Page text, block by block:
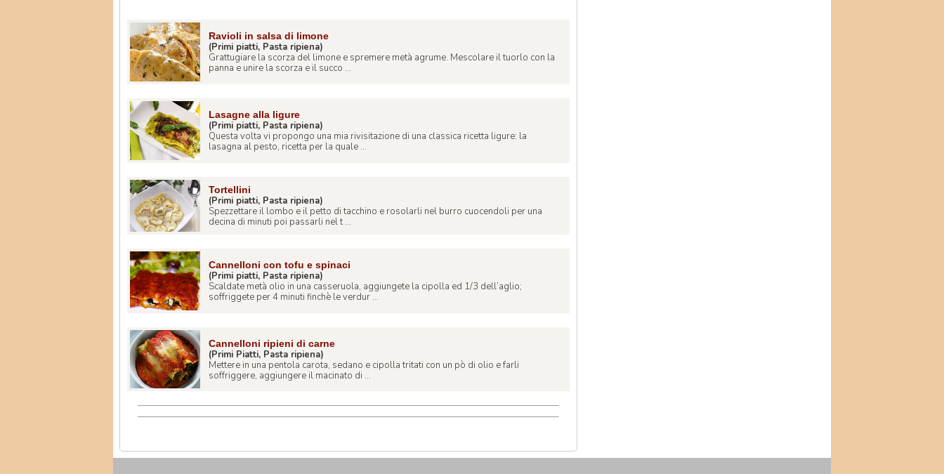
Ravioli in salsa di limone
(Primi piatti, Pasta ripiena)
Grattugiare la scorza del limone e spremere metà agrume. Mescolare il tuorlo con la
panna e unire la scorza e il succo ...
Lasagne alla ligure
(Primi piatti, Pasta ripiena)
Questa volta vi propongo una mia rivisitazione di una classica ricetta ligure: la
lasagna al pesto, ricetta per la quale ...
Tortellini
(Primi piatti, Pasta ripiena)
Spezzettare il lombo e il petto di tacchino e rosolarli nel burro cuocendoli per una
decina di minuti poi passarli nel t ...
Cannelloni con tofu e spinaci
(Primi piatti, Pasta ripiena)
Scaldate metà olio in una casseruola, aggiungete la cipolla ed 1/3 dell’aglio;
soffriggete per 4 minuti finchè le verdur ...
Cannelloni ripieni di carne
(Primi Piatti, Pasta ripiena)
Mettere in una pentola carota, sedano e cipolla tritati con un pò di olio e farli
soffriggere, aggiungere il macinato di ...